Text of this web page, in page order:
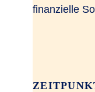
finanzielle